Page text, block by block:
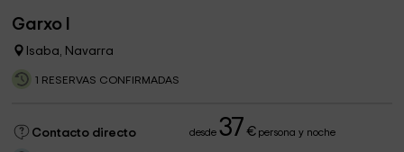
Garxo I
Isaba, Navarra
1 RESERVAS CONFIRMADAS
Contacto directo desde37 €persona y noche